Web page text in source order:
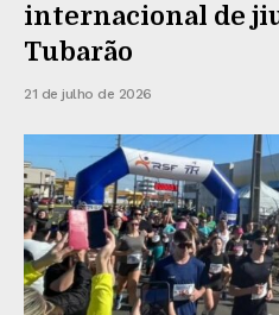
internacional de
Tubarão
21 de julho de 2026